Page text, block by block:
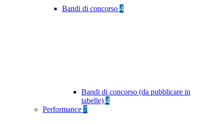
Bandi di concorso 4
Bandi di concorso (da pubblicare in
tabelle) 4
Performance 7